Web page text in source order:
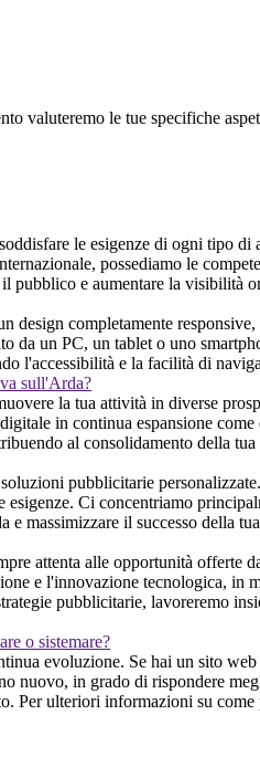
valuteremo le tue specifiche
le esigenze di ogni
possediamo le
e aumentare la visibilità
completamente
da un PC, un tablet o uno
l'accessibilità e la facilità di
sull'Arda?
la tua attività in diverse
in continua espansione
al consolidamento della
pubblicitarie
Ci concentriamo
massimizzare il successo della
attenta alle opportunità
e l'innovazione tecnologica,
pubblicitarie, lavoreremo
o sistemare?
evoluzione. Se hai un sito
nuovo, in grado di rispondere
Per ulteriori informazioni su